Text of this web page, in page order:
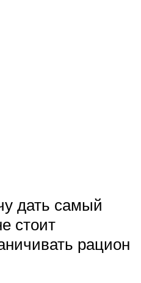
дать самый
стоит
рацион